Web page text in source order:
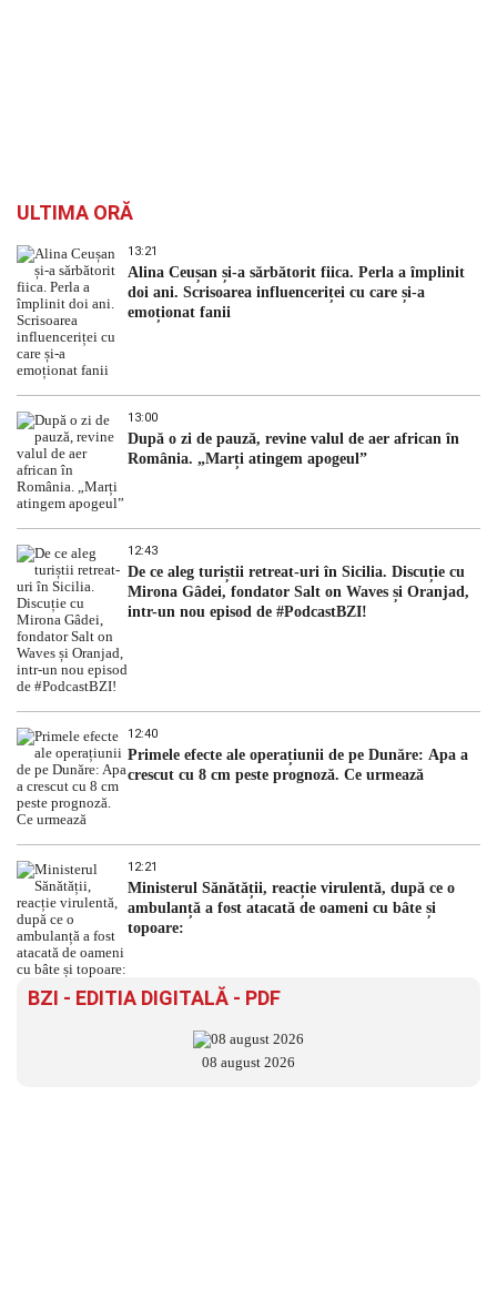
ULTIMA ORĂ
13:21
Alina Ceușan și-a sărbătorit fiica. Perla a împlinit
doi ani. Scrisoarea influenceriței cu care și-a
emoționat fanii
13:00
După o zi de pauză, revine valul de aer african în
România. „Marți atingem apogeul”
12:43
De ce aleg turiștii retreat-uri în Sicilia. Discuție cu
Mirona Gâdei, fondator Salt on Waves și Oranjad,
intr-un nou episod de #PodcastBZI!
12:40
Primele efecte ale operațiunii de pe Dunăre: Apa a
crescut cu 8 cm peste prognoză. Ce urmează
12:21
Ministerul Sănătății, reacție virulentă, după ce o
ambulanță a fost atacată de oameni cu bâte și
topoare:
BZI - EDITIA DIGITALĂ - PDF
08 august 2026